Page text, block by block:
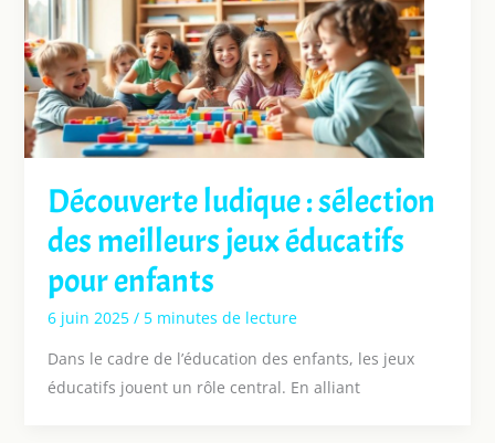
Découverte ludique : sélection
des meilleurs jeux éducatifs
pour enfants
6 juin 2025 / 5 minutes de lecture
Dans le cadre de l’éducation des enfants, les jeux
éducatifs jouent un rôle central. En alliant